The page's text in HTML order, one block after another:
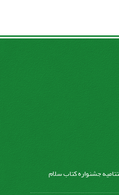
14 دی ماه 1402 اختتامیه جشنواره کتاب سلام